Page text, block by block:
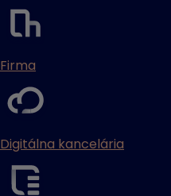
Firma
Digitálna kancelária